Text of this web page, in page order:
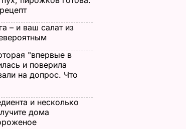
– и ваш салат из
"впервые в
и поверила
на допрос. Что
и несколько
дома